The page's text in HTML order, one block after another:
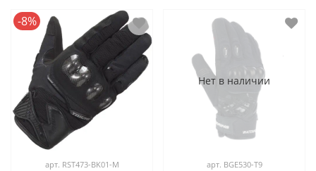
-8%
арт. RST473-BK01-M
Нет в наличии
арт. BGE530-T9